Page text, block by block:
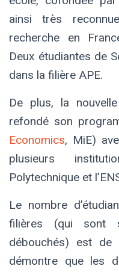
ainsi très
recherche en
Deux étudiantes de
dans la filière APE.
De plus, la
refondé son
Economics, MiE)
plusieurs
Polytechnique et
Le nombre
filières (qui sont
débouchés) est
démontre que les